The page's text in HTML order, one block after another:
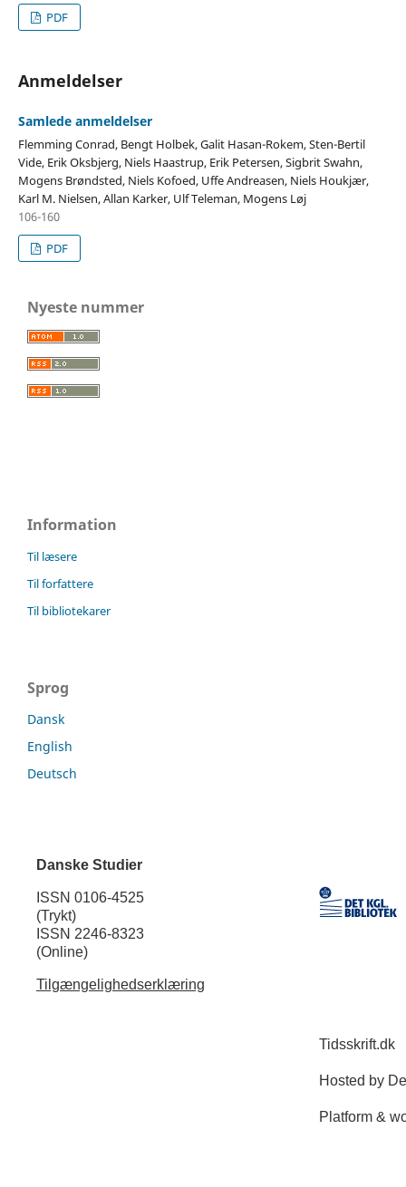
PDF
Anmeldelser
Samlede anmeldelser
Flemming Conrad, Bengt Holbek, Galit Hasan-Rokem, Sten-Bertil
Vide, Erik Oksbjerg, Niels Haastrup, Erik Petersen, Sigbrit Swahn,
Mogens Brøndsted, Niels Kofoed, Uffe Andreasen, Niels Houkjær,
Karl M. Nielsen, Allan Karker, Ulf Teleman, Mogens Løj
106-160
PDF
Nyeste nummer
Information
Til læsere
Til forfattere
Til bibliotekarer
Sprog
Dansk
English
Deutsch
Danske Studier
ISSN 0106-4525
(Trykt)
ISSN 2246-8323
(Online)
Tilgængelighedserklæring